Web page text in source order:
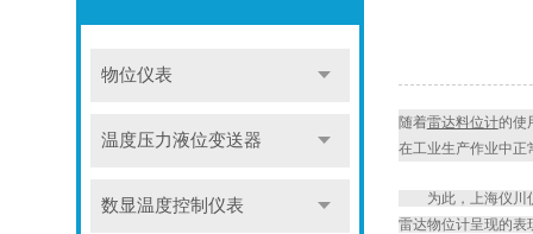
物位仪表
温度压力液位变送器
数显温度控制仪表
随着雷达料位计的使
在工业生产作业中正
为此， 上海仪川
雷达物位计呈现的表